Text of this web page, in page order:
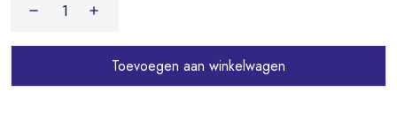
Toevoegen aan winkelwagen